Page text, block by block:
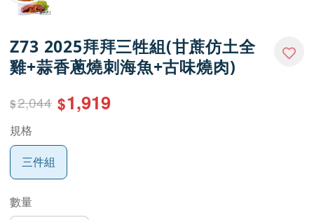
Z73 2025拜拜三牲組(甘蔗仿土全
雞+蒜香蔥燒刺海魚+古味燒肉)
$2,044 $1,919
規格
三件組
數量